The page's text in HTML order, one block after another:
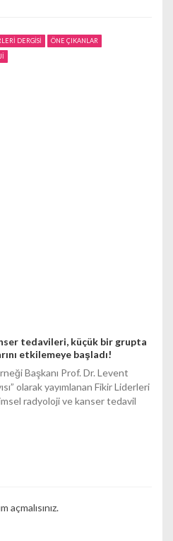
DERGİSİ
ÖNE ÇIKANLAR
tedavileri, küçük bir grupta
etkilemeye başladı!
Başkanı Prof. Dr. Levent
olarak yayımlanan Fikir Liderleri
radyoloji ve kanser tedavil
açmalısınız.